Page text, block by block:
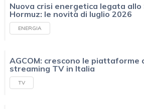
Nuova crisi energetica legata
Hormuz: le novità di luglio 2026
ENERGIA
AGCOM: crescono le piattaforme
streaming TV in Italia
TV